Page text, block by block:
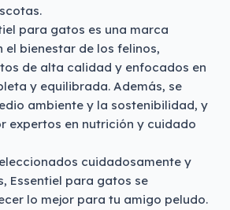
para gatos es una marca
bienestar de los felinos,
de alta calidad y enfocados en
y equilibrada. Además, se
ambiente y la sostenibilidad, y
expertos en nutrición y cuidado
cuidadosamente y
Essentiel para gatos se
lo mejor para tu amigo peludo.